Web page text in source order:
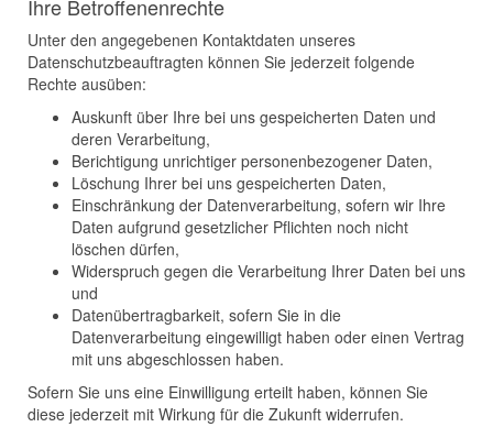
Ihre Betroffenenrechte
Unter den angegebenen Kontaktdaten unseres
Datenschutzbeauftragten können Sie jederzeit folgende
Rechte ausüben:
Auskunft über Ihre bei uns gespeicherten Daten und
deren Verarbeitung,
Berichtigung unrichtiger personenbezogener Daten,
Löschung Ihrer bei uns gespeicherten Daten,
Einschränkung der Datenverarbeitung, sofern wir Ihre
Daten aufgrund gesetzlicher Pflichten noch nicht
löschen dürfen,
Widerspruch gegen die Verarbeitung Ihrer Daten bei uns
und
Datenübertragbarkeit, sofern Sie in die
Datenverarbeitung eingewilligt haben oder einen Vertrag
mit uns abgeschlossen haben.
Sofern Sie uns eine Einwilligung erteilt haben, können Sie
diese jederzeit mit Wirkung für die Zukunft widerrufen.